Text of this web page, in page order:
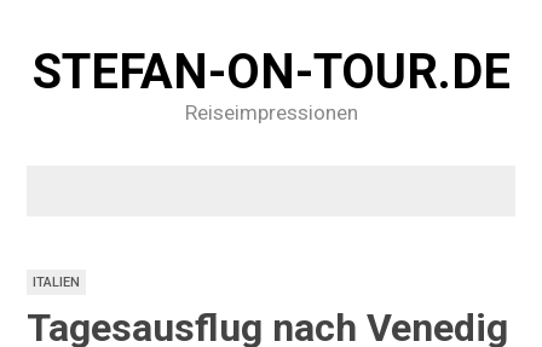
STEFAN-ON-TOUR.DE
Reiseimpressionen
ITALIEN
Tagesausflug nach Venedig